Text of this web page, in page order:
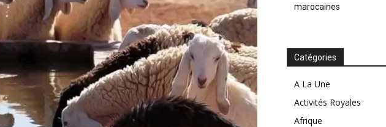
marocaines
Catégories
A La Une
Activités Royales
Afrique